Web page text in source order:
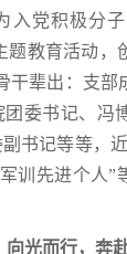
入党积极分
题教育活动，
干辈出：支部
委书记、冯
书记等等，
训先进个人”
向光而行，奔